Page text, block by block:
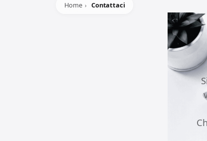
Home Contattaci